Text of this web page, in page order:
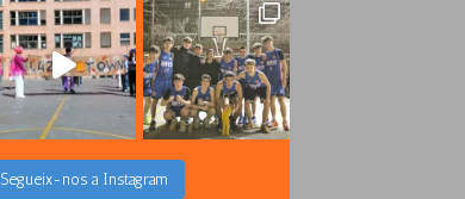
Segueix-nos a Instagram